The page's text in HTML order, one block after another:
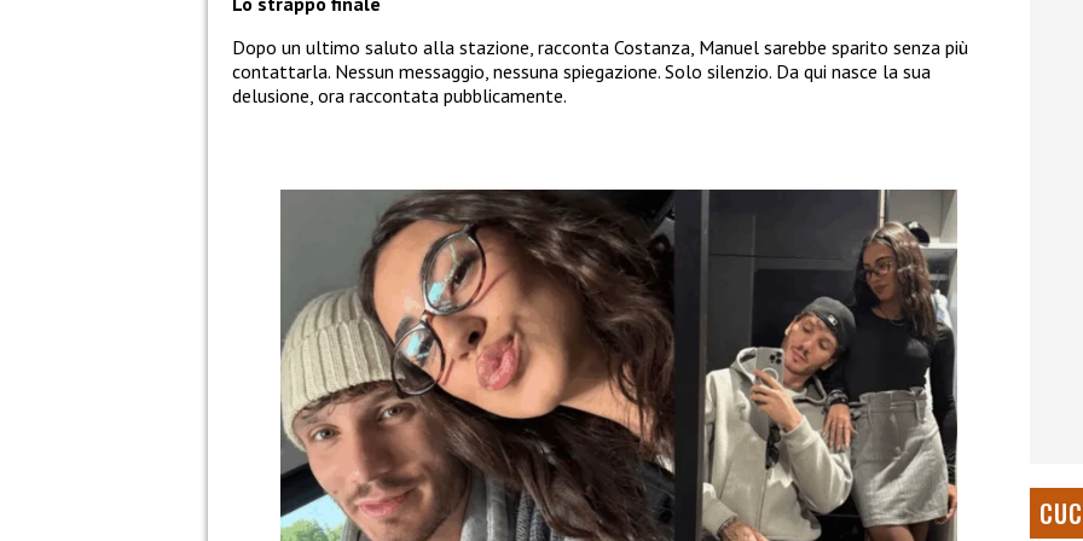
Dopo un ultimo saluto alla stazione, racconta Costanza, Manuel sarebbe sparito senza più
contattarla. Nessun messaggio, nessuna spiegazione. Solo silenzio. Da qui nasce la sua
delusione, ora raccontata pubblicamente.